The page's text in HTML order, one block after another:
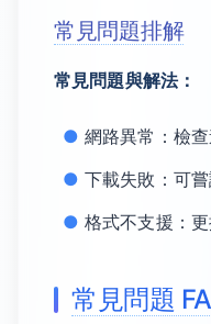
常見問題排解
常見問題與解法：
網路異常：檢
下載失敗：可
格式不支援：
常見問題